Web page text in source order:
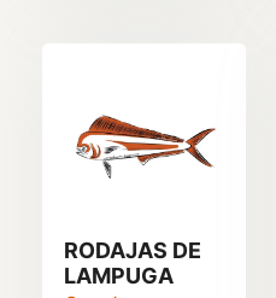
RODAJAS DE
LAMPUGA